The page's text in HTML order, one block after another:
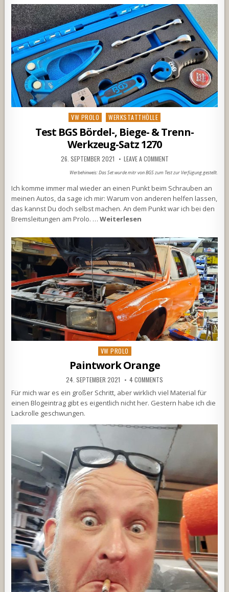
Posted
in
VW PROLO WERKSTATTHÖLLE
Test BGS Bördel-, Biege- & Trenn-
Werkzeug-Satz 1270
26. SEPTEMBER 2021 LEAVE A COMMENT
Werbehinweis: Das Set wurde mitr von BGS zum Test zur Verfügung gestellt.
Ich komme immer mal wieder an einen Punkt beim Schrauben an
meinen Autos, da sage ich mir: Warum von anderen helfen lassen,
das kannst Du doch selbst machen. An dem Punkt war ich bei den
Bremsleitungen am Prolo. …Weiterlesen
Posted
VW PROLO
Paintwork Orange
24. SEPTEMBER 2021 4 COMMENTS
Für mich war es ein großer Schritt, aber wirklich viel Material für
einen Blogeintrag gibt es eigentlich nicht her. Gestern habe ich die
Lackrolle geschwungen.